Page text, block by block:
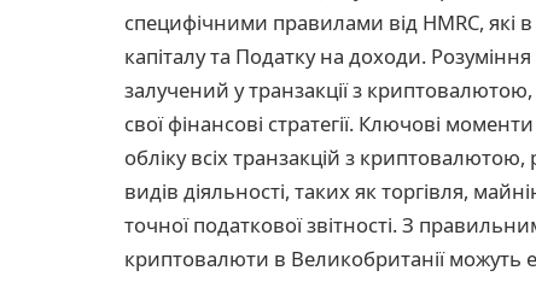
специфічними правилами від HMRC, які
капіталу та Податку на доходи.
залучений у транзакції з
свої фінансові стратегії. Ключові
обліку всіх транзакцій з
видів діяльності, таких як торгівля,
точної податкової звітності. З
криптовалюти в Великобританії можуть